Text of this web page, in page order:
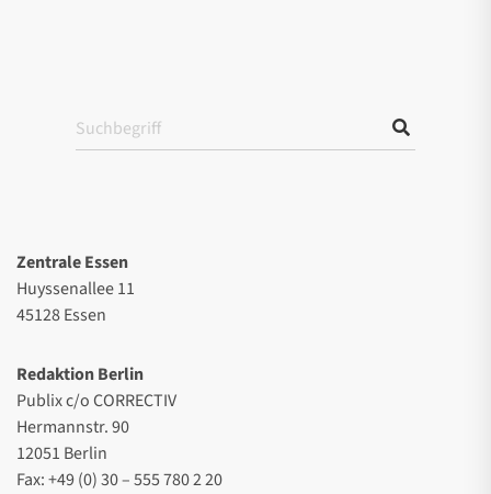
Zentrale Essen
Huyssenallee 11
45128 Essen
Redaktion Berlin
Publix c/o CORRECTIV
Hermannstr. 90
12051 Berlin
Fax: +49 (0) 30 – 555 780 2 20